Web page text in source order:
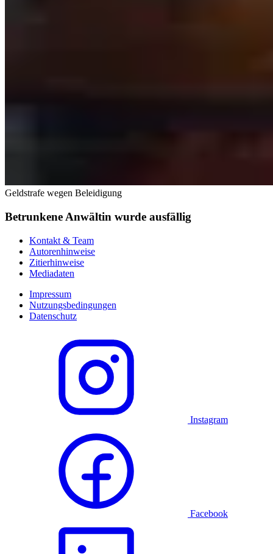
Geldstrafe wegen Beleidigung
Betrunkene Anwältin wurde ausfällig
Kontakt & Team
Autorenhinweise
Zitierhinweise
Mediadaten
Impressum
Nutzungsbedingungen
Datenschutz
Instagram
Facebook